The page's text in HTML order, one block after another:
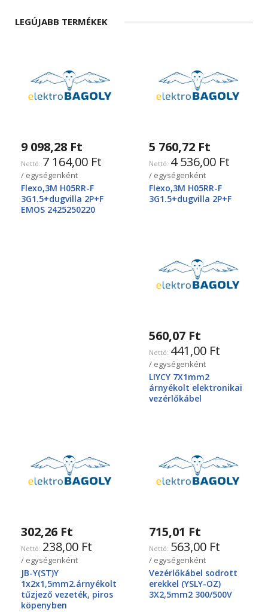
LEGÚJABB TERMÉKEK
9 098,28 Ft
7 164,00 Ft
/ egységenként
Flexo,3M H05RR-F
3G1.5+dugvilla 2P+F
EMOS 2425250220
5 760,72 Ft
4 536,00 Ft
/ egységenként
Flexo,3M H05RR-F
3G1.5+dugvilla 2P+F
560,07 Ft
441,00 Ft
/ egységenként
LIYCY 7X1mm2
árnyékolt elektronikai
vezérlőkábel
302,26 Ft
238,00 Ft
/ egységenként
JB-Y(ST)Y
1x2x1,5mm2.árnyékolt
tűzjező vezeték, piros
köpenyben
715,01 Ft
563,00 Ft
/ egységenként
Vezérlőkábel sodrott
erekkel (YSLY-OZ)
3X2,5mm2 300/500V